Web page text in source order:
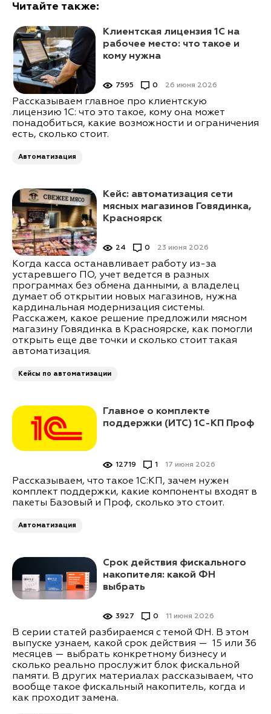
Читайте также:
Клиентская лицензия 1С на
рабочее место: что такое и
кому нужна
26 июня 2026
7595 0
Рассказываем главное про клиентскую
лицензию 1С: что это такое, кому она может
понадобиться, какие возможности и ограничения
есть, сколько стоит.
Автоматизация
Кейс: автоматизация сети
мясных магазинов Говядинка,
Красноярск
23 июня 2026
24 0
Когда касса останавливает работу из-за
устаревшего ПО, учет ведется в разных
программах без обмена данными, а владелец
думает об открытии новых магазинов, нужна
кардинальная модернизация системы.
Расскажем, какое решение предложили мясном
магазину Говядинка в Красноярске, как помогли
открыть еще две точки и сколько стоит такая
автоматизация.
Кейсы по автоматизации
Главное о комплекте
поддержки (ИТС) 1С-КП Проф
17 июня 2026
12719 1
Рассказываем, что такое 1С:КП, зачем нужен
комплект поддержки, какие компоненты входят в
пакеты Базовый и Проф, сколько это стоит.
Автоматизация
Срок действия фискального
накопителя: какой ФН
выбрать
11 июня 2026
3927 0
В серии статей разбираемся с темой ФН. В этом
выпуске узнаем, какой срок действия — 15 или 36
месяцев — выбрать конкретному бизнесу и
сколько реально прослужит блок фискальной
памяти. В других материалах рассказываем, что
вообще такое фискальный накопитель, когда и
как проходит замена.